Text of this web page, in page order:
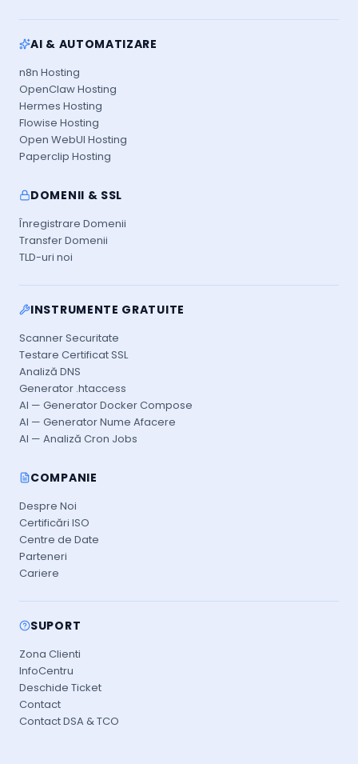
AI & AUTOMATIZARE
n8n Hosting
OpenClaw Hosting
Hermes Hosting
Flowise Hosting
Open WebUI Hosting
Paperclip Hosting
DOMENII & SSL
Înregistrare Domenii
Transfer Domenii
TLD-uri noi
INSTRUMENTE GRATUITE
Scanner Securitate
Testare Certificat SSL
Analiză DNS
Generator .htaccess
AI — Generator Docker Compose
AI — Generator Nume Afacere
AI — Analiză Cron Jobs
COMPANIE
Despre Noi
Certificări ISO
Centre de Date
Parteneri
Cariere
SUPORT
Zona Clienti
InfoCentru
Deschide Ticket
Contact
Contact DSA & TCO